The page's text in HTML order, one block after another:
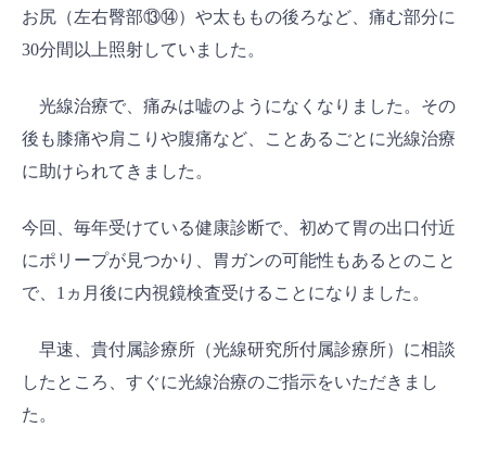
お尻（左右臀部⑬⑭）や太ももの後ろなど、痛む部分に
30分間以上照射していました。
光線治療で、痛みは嘘のようになくなりました。その
後も膝痛や肩こりや腹痛など、ことあるごとに光線治療
に助けられてきました。
今回、毎年受けている健康診断で、初めて胃の出口付近
にポリープが見つかり、胃ガンの可能性もあるとのこと
で、1ヵ月後に内視鏡検査受けることになりました。
早速、貴付属診療所（光線研究所付属診療所）に相談
したところ、すぐに光線治療のご指示をいただきまし
た。